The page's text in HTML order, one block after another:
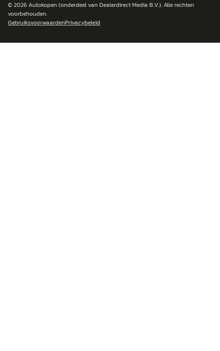
© 2026Autokopen(onderdeel van Dealerdirect Media B.V.). Alle rechten
voorbehouden.
GebruiksvoorwaardenPrivacybeleid